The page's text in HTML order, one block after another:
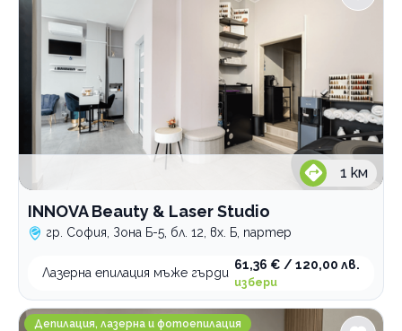
1 км
INNOVA Beauty & Laser Studio
гр. София, Зона Б-5, бл. 12, вх. Б, партер
Лазерна епилация мъже гърди
61,36 € / 120,00 лв.
избери
Laser Daddy Studio
Депилация, лазерна и фотоепилация